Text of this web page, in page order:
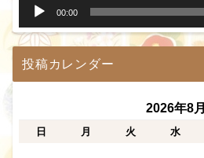
00:00
投稿カレンダー
2026年8月
日 月 火 水